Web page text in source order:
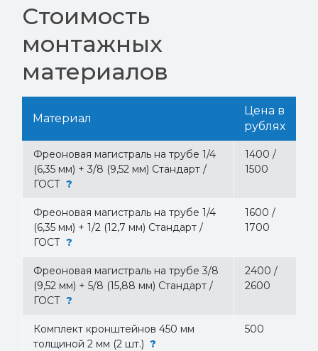
Стоимость
монтажных
материалов
Материал
Цена в
рублях
Фреоновая магистраль на трубе 1/4
(6,35 мм) + 3/8 (9,52 мм) Стандарт /
ГОСТ ?
1400 /
1500
Фреоновая магистраль на трубе 1/4
(6,35 мм) + 1/2 (12,7 мм) Стандарт /
ГОСТ ?
1600 /
1700
Фреоновая магистраль на трубе 3/8
(9,52 мм) + 5/8 (15,88 мм) Стандарт /
ГОСТ ?
2400 /
2600
Комплект кронштейнов 450 мм
толщиной 2 мм (2 шт.) ?
500